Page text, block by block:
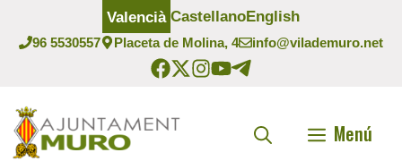
contingut
96 5530557 Placeta de Molina, 4 info@vilademuro.net
Valencià CastellanoEnglish
Menú